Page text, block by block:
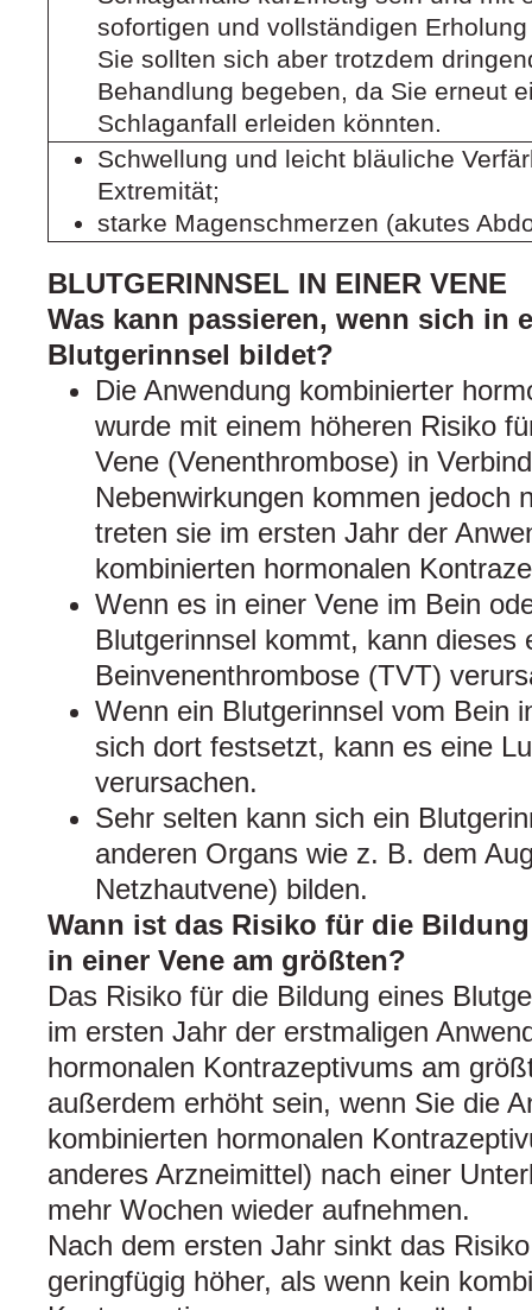
sofortigen und vollständigen
Sie sollten sich aber trotzdem
Behandlung begeben, da Sie erneut
Schlaganfall erleiden könnten.
Schwellung und leicht bläuliche
Extremität;
starke Magenschmerzen (akutes
BLUTGERINNSEL IN EINER VENE
Was kann passieren, wenn sich in
Blutgerinnsel bildet?
Die Anwendung kombinierter
wurde mit einem höheren Risiko
Vene (Venenthrombose) in
Nebenwirkungen kommen jedoch
treten sie im ersten Jahr der
kombinierten hormonalen
Wenn es in einer Vene im Bein
Blutgerinnsel kommt, kann dieses
Beinvenenthrombose (TVT)
Wenn ein Blutgerinnsel vom Bein
sich dort festsetzt, kann es eine
verursachen.
Sehr selten kann sich ein
anderen Organs wie z. B. dem
Netzhautvene) bilden.
Wann ist das Risiko für die
in einer Vene am größten?
Das Risiko für die Bildung eines
im ersten Jahr der erstmaligen
hormonalen Kontrazeptivums am
außerdem erhöht sein, wenn Sie die
kombinierten hormonalen
anderes Arzneimittel) nach einer
mehr Wochen wieder aufnehmen.
Nach dem ersten Jahr sinkt das
geringfügig höher, als wenn kein